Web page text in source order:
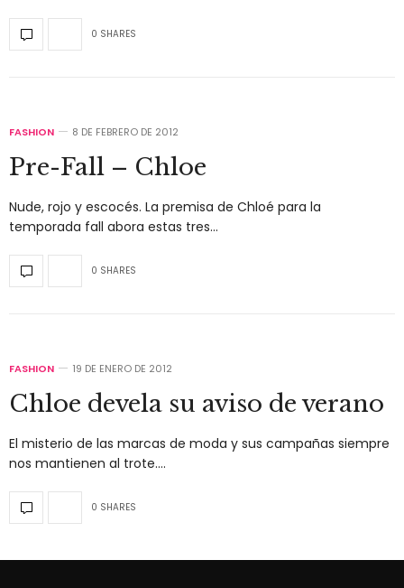
0 SHARES
FASHION 8 DE FEBRERO DE 2012
Pre-Fall – Chloe
Nude, rojo y escocés. La premisa de Chloé para la
temporada fall abora estas tres…
0 SHARES
FASHION 19 DE ENERO DE 2012
Chloe devela su aviso de verano
El misterio de las marcas de moda y sus campañas siempre
nos mantienen al trote.…
0 SHARES